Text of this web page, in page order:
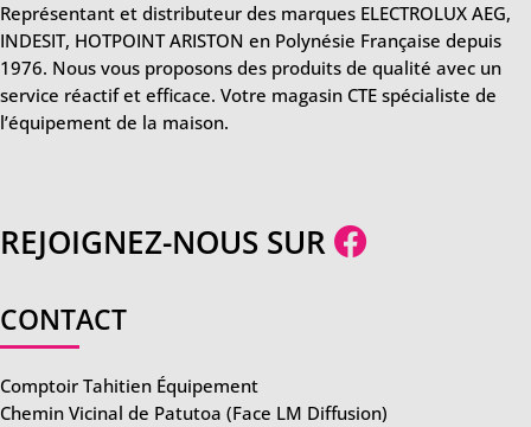
Représentant et distributeur des marques ELECTROLUX AEG,
INDESIT, HOTPOINT ARISTON en Polynésie Française depuis
1976. Nous vous proposons des produits de qualité avec un
service réactif et efficace. Votre magasin CTE spécialiste de
l’équipement de la maison.
REJOIGNEZ-NOUS SUR
CONTACT
Comptoir Tahitien Équipement
Chemin Vicinal de Patutoa (Face LM Diffusion)